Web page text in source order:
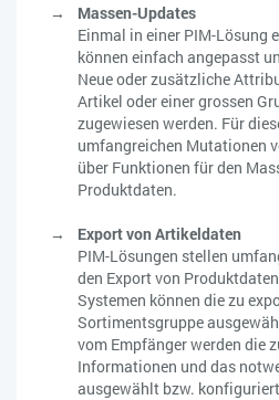
Massen-Updates
Einmal in einer PIM-Lösung
können einfach angepasst
Neue oder zusätzliche
Artikel oder einer grossen
zugewiesen werden. Für
umfangreichen Mutationen
über Funktionen für den
Produktdaten.
Export von Artikeldaten
PIM-Lösungen stellen
den Export von
Systemen können die zu
Sortimentsgruppe
vom Empfänger werden die
Informationen und das
ausgewählt bzw.